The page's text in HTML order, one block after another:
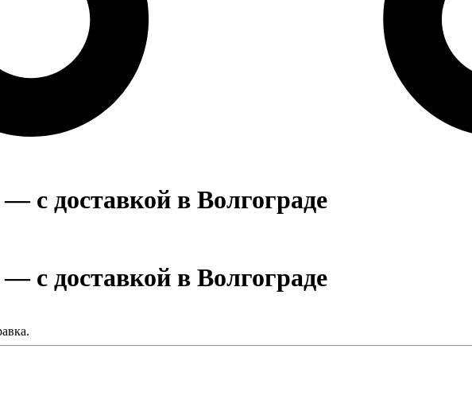
с доставкой в Волгограде
с доставкой в Волгограде